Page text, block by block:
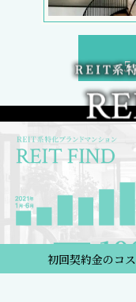
5
初回契約金のコ